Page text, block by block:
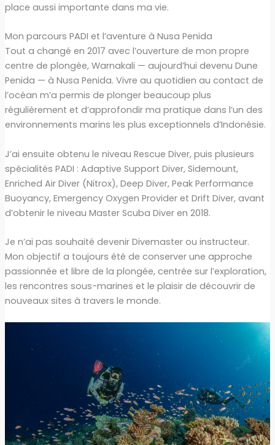
place aussi importante dans ma vie.
Mon parcours PADI et l’aventure à Nusa Penida
Tout a changé en 2017 avec l’ouverture de mon propre
centre de plongée, Warnakali — aujourd’hui devenu Dune
Penida — à Nusa Penida. Vivre au quotidien au contact de
l’océan m’a permis de plonger beaucoup plus
régulièrement et d’approfondir ma pratique dans l’un des
environnements marins les plus exceptionnels d’Indonésie.
J’ai ensuite obtenu le niveau Rescue Diver, puis plusieurs
spécialités PADI : Adaptive Support Diver, Sidemount,
Enriched Air Diver (Nitrox), Deep Diver, Peak Performance
Buoyancy, Emergency Oxygen Provider et Drift Diver, avant
d’obtenir le niveau Master Scuba Diver en 2018.
Je n’ai pas souhaité devenir Divemaster ou instructeur.
Mon objectif a toujours été de conserver une approche
passionnée et libre de la plongée, centrée sur l’exploration,
les rencontres sous-marines et le plaisir de découvrir de
nouveaux sites à travers le monde.